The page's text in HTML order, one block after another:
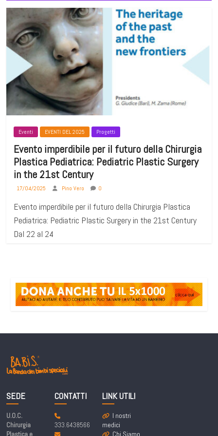
Eventi EVENTI DEL 2025 Progetti
Evento imperdibile per il futuro della Chirurgia
Plastica Pediatrica: Pediatric Plastic Surgery
in the 21st Century
17/04/2025 Pino Vero 0
Evento imperdibile per il futuro della Chirurgia Plastica
Pediatrica: Pediatric Plastic Surgery in the 21st Century
Dal 22 al 24
SEDE
U.O.C.
Chirurgia
Plastica e
CONTATTI
333.6438566
LINK UTILI
I nostri
medici
Chi Siamo